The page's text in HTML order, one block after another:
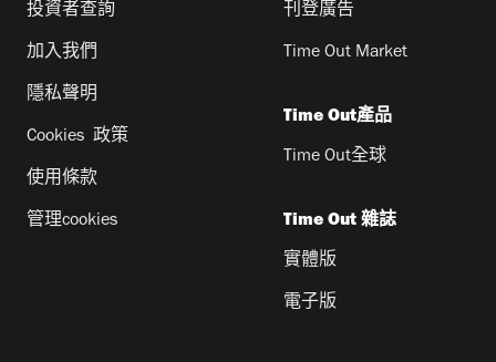
投資者查詢
加入我們
隱私聲明
Cookies 政策
使用條款
管理cookies
刊登廣告
Time Out Market
Time Out產品
Time Out全球
Time Out 雜誌
實體版
電子版